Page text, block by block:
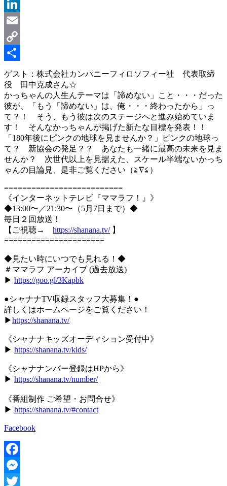
Message
LinkedIn
Email
Copy
Link
共
有
ゲスト：株式会社カンパニーフィロソフィー社 代表取締
役 田中克成さん☆
かっちゃんの人生んテーマは「諦めない」こと・・・だった
彼が、「もう「諦めない」は、俺・・・終わったから」っ
て？！ そう、もう彼は次のステージへと進み始めていま
す！ そんなかっちゃんが掲げた新たな目標を発表！！
「180年後にピンクの地球を見ませんか？」ピンクの地球っ
て？ 新協会の発足？？ あなたも一緒に最高の未来を見ま
せんか？ 次世代以上を見据えた、スケール半端ないかっち
ゃんの目論見、是非ご覧ください（≧∇≦）
==========================
《インターネットテレビ『ママラフ！』》
◆13:00〜／21:30〜（5月7日まで）◆
毎日２回放送！
【ご視聴→ https://shanana.tv/】
======================
◆見たい時にいつでも見れる！◆
＃ママラフ アーカイブ (過去放送)
▶︎ https://goo.gl/3Kapbk
●シャナナTV収録スタッフ大募集！●
詳しくはホームページをご覧ください！
▶https://shanana.tv/
《シャナナキッズオーディション受付中》
▶︎ https://shanana.tv/kids/
《シャナナンバー登録はHPから》
▶︎ https://shanana.tv/number/
《番組制作 ご希望・お問合せ》
▶︎ https://shanana.tv/#contact
Facebook